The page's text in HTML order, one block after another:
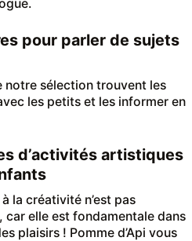
pour parler de sujets
notre sélection trouvent les
les petits et les informer en
d’activités artistiques
la créativité n’est pas
elle est fondamentale dans
plaisirs ! Pomme d’Api vous